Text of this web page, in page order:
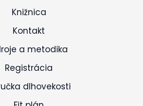
Knižnica
Kontakt
a metodika
Registrácia
dlhovekosti